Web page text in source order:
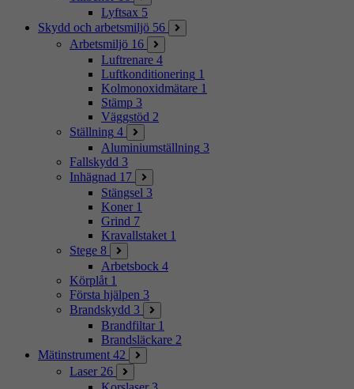
Lyftsax 5
Skydd och arbetsmiljö 56
Arbetsmiljö 16
Luftrenare 4
Luftkonditionering 1
Kolmonoxidmätare 1
Stämp 3
Väggstöd 2
Ställning 4
Aluminiumställning 3
Fallskydd 3
Inhägnad 17
Stängsel 3
Koner 1
Grind 7
Kravallstaket 1
Stege 8
Arbetsbock 4
Körplåt 1
Första hjälpen 3
Brandskydd 3
Brandfiltar 1
Brandsläckare 2
Mätinstrument 42
Laser 26